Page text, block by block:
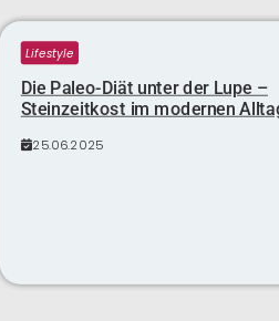
Lifestyle
Die Paleo-Diät unter der Lupe –
Steinzeitkost im modernen
25.06.2025